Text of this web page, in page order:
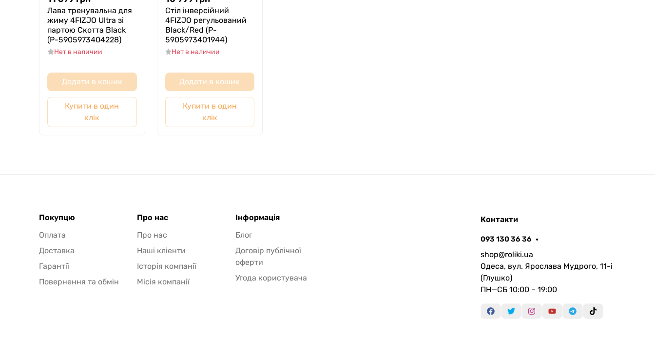
Лава тренувальна для
жиму 4FIZJO Ultra зі
партою Скотта Black
(P-5905973404228)
Нет в наличии
Додати в кошик
Купити в один
клік
Стіл інверсійний
4FIZJO регульований
Black/Red (P-
5905973401944)
Нет в наличии
Додати в кошик
Купити в один
клік
Покупцю
Оплата
Доставка
Гарантії
Повернення та обмін
Про нас
Про нас
Наші кліенти
Історія компанії
Місія компанії
Інформація
Блог
Договір публічної
оферти
Угода користувача
Контакти
093 130 36 36
shop@roliki.ua
Одеса, вул. Ярослава Мудрого, 11-i
(Глушко)
ПН—СБ 10:00 – 19:00